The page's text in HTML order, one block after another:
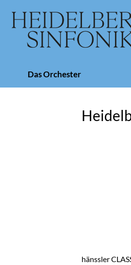
überspringenDas Orchester
hänssler